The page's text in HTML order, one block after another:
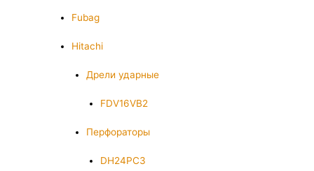
Fubag
Hitachi
Дрели ударные
FDV16VB2
Перфораторы
DH24PC3